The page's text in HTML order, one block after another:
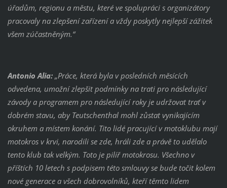
úřadům, regionu a městu, které ve spolupráci s organizátory
pracovaly na zlepšení zařízení a vždy poskytly nejlepší zážitek
všem zúčastněným.“
Antonio Alia: „Práce, která byla v posledních měsících
odvedena, umožní zlepšit podmínky na trati pro následující
závody a programem pro následující roky je udržovat trať v
dobrém stavu, aby Teutschenthal mohl zůstat vynikajícím
okruhem a místem konání. Tito lidé pracující v motoklubu mají
motokros v krvi, narodili se zde, hráli zde a právě to udělalo
tento klub tak velkým. Toto je pilíř motokrosu. Všechno v
příštích 10 letech s podpisem této smlouvy se bude točit kolem
nové generace a všech dobrovolníků, kteří těmto lidem